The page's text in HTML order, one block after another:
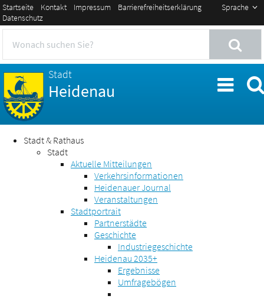
Sprache
Startseite Kontakt Impressum
Barrierefreiheitserklärung
Datenschutz
Stadt
Heidenau
Stadt & Rathaus
Stadt
Aktuelle Mitteilungen
Verkehrsinformationen
Heidenauer Journal
Veranstaltungen
Stadtportrait
Partnerstädte
Geschichte
Industriegeschichte
Heidenau 2035+
Ergebnisse
Umfragebögen